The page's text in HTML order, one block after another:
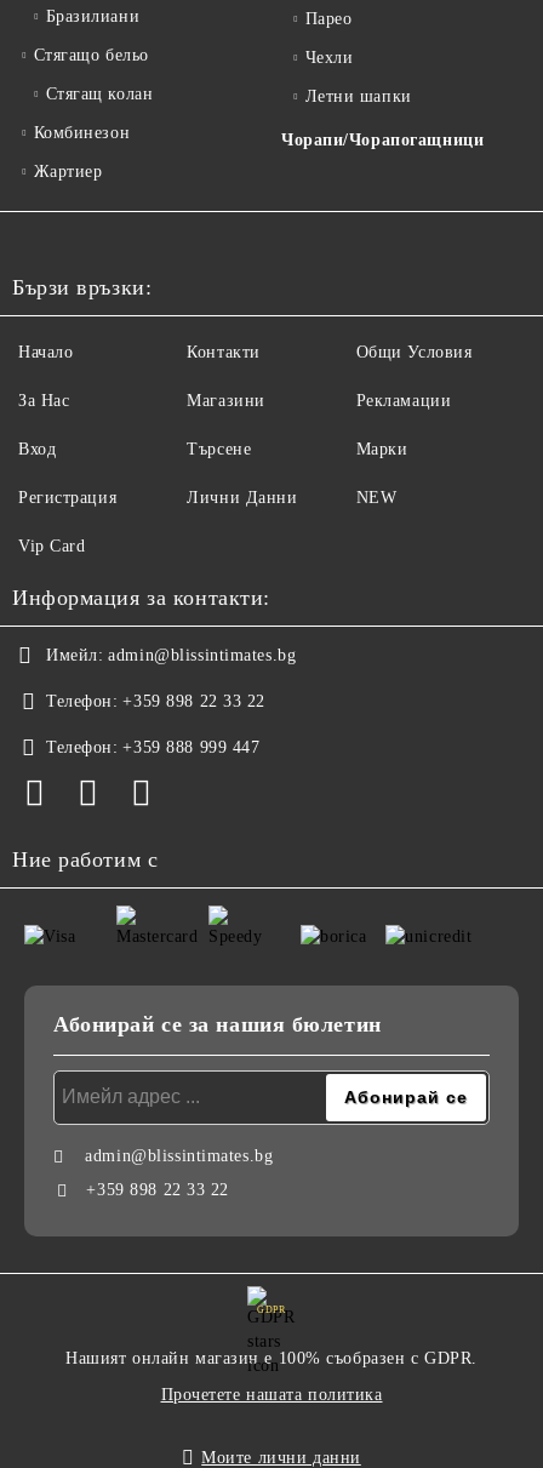
Бразилиани
Стягащо бельо
Стягащ колан
Комбинезон
Жартиер
Парео
Чехли
Летни шапки
Чорапи/Чорапогащници
Бързи връзки:
Начало
За Нас
Вход
Регистрация
Контакти
Магазини
Търсене
Лични Данни
Общи Условия
Рекламации
Марки
NEW
Vip Card
Информация за контакти:
Имейл: admin@blissintimates.bg
Телефон: +359 898 22 33 22
Телефон: +359 888 999 447
Ние работим с
Абонирай се за нашия бюлетин
admin@blissintimates.bg
+359 898 22 33 22
GDPR
Нашият онлайн магазин е 100% съобразен с GDPR.
Прочетете нашата политика
Моите лични данни